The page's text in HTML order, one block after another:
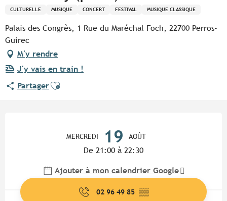
CULTURELLE MUSIQUE CONCERT FESTIVAL MUSIQUE CLASSIQUE
Palais des Congrès, 1 Rue du Maréchal Foch, 22700 Perros-
Guirec
M'y rendre
J'y vais en train !
PartagerAjouter aux favoris
MERCREDI 19 AOÛT
De 21:00 à 22:30
Ajouter à mon calendrier Google
02 96 49 85 ▒▒